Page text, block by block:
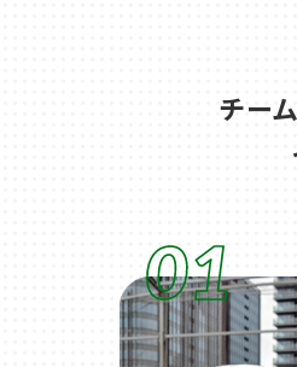
チー
01